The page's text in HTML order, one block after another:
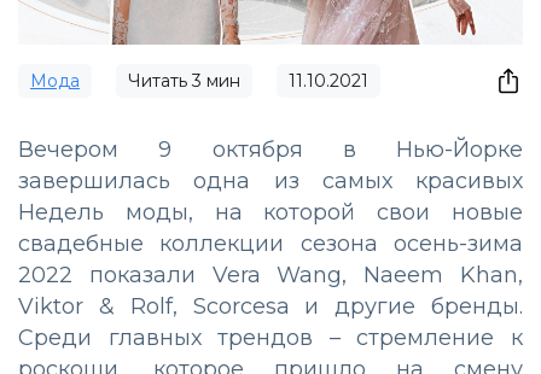
Мода Читать3 мин 11.10.2021
Вечером 9 октября в Нью-Йорке
завершилась одна из самых красивых
Недель моды, на которой свои новые
свадебные коллекции сезона осень-зима
2022 показали Vera Wang, Naeem Khan,
Viktor & Rolf, Scorcesa и другие бренды.
Среди главных трендов – стремление к